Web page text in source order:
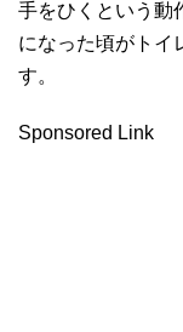
手をひくという動
になった頃がトイ
す。
Sponsored Link